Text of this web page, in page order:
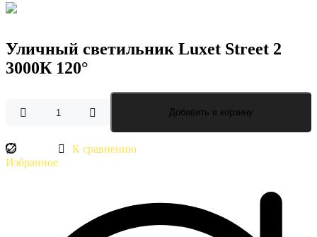
Уличный светильник Luxet Street 2
3000К 120°
Количество
светильник
Luxet
Добавить в корзину
Избранное
К сравнению